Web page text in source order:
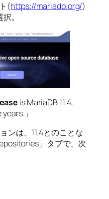
(https://mariadb.org/)
。
is MariaDB 11.4,
」
ンは、11.4とのことな
」タブで、次